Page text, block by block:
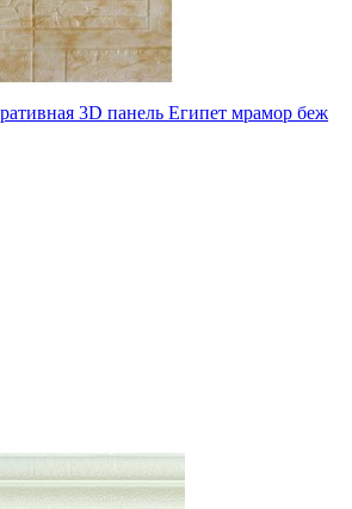
3D панель Египет мрамор беж